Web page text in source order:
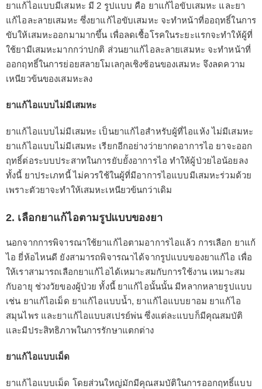
ยาแก้ไอแบบมีเสมหะ มี 2 รูปแบบ คือ ยาแก้ไอขับเสมหะ และยา
แก้ไอละลายเสมหะ ซึ่งยาแก้ไอขับเสมหะ จะทำหน้าที่ออฤทธิ์ในการ
ขับให้เสมหะออกมามากขึ้น เพื่อลดเชื้อโรคในระยะแรกจะทำให้ผู้ที่
ใช้ยามีเสมหะมากกว่าปกติ ส่วนยาแก้ไอละลายเสมหะ จะทำหน้าที่
ออกฤทธิ์ในการย่อยสลายโมเลกุลเชิงซ้อนของเสมหะ จึงลดความ
เหนียวข้นของเสมหะลง
ยาแก้ไอแบบไม่มีเสมหะ
ยาแก้ไอแบบไม่มีเสมหะ เป็นยาแก้ไอสำหรับผู้ที่ไอแห้ง ไม่มีเสมหะ
ยาแก้ไอแบบไม่มีเสมหะ เรียกอีกอย่างว่ายากดอาการไอ ยาจะออก
ฤทธิ์ต่อระบบประสาทในการยับยั้งอาการไอ ทำให้ผู้ป่วยไอน้อยลง
ทั้งนี้ ยาประเภทนี้ ไม่ควรใช้ในผู้ที่มีอาการไอแบบมีเสมหะร่วมด้วย
เพราะตัวยาจะทำให้เสมหะเหนียวข้นกว่าเดิม
2. เลือกยาแก้ไอตามรูปแบบของยา
นอกจากการพิจารณาใช้ยาแก้ไอตามอาการไอแล้ว การเลือก ยาแก้
ไอ ยี่ห้อไหนดี ยังสามารถพิจารณาได้จากรูปแบบของยาแก้ไอ เพื่อ
ให้เราสามารถเลือกยาแก้ไอได้เหมาะสมกับการใช้งาน เหมาะสม
กับอายุ ช่วงวัยของผู้ป่วย ทั้งนี้ ยาแก้ไอนั้นนั้น มีหลากหลายรูปแบบ
เช่น ยาแก้ไอเม็ด ยาแก้ไอแบบน้ำ, ยาแก้ไอแบบยาอม ยาแก้ไอ
สมุนไพร และยาแก้ไอแบบสเปรย์พ่น ซึ่งแต่ละแบบก็มีคุณสมบัติ
และมีประสิทธิภาพในการรักษาแตกต่าง
ยาแก้ไอแบบเม็ด
ยาแก้ไอแบบเม็ด โดยส่วนใหญ่มักมีคุณสมบัติในการออกฤทธิ์แบบ